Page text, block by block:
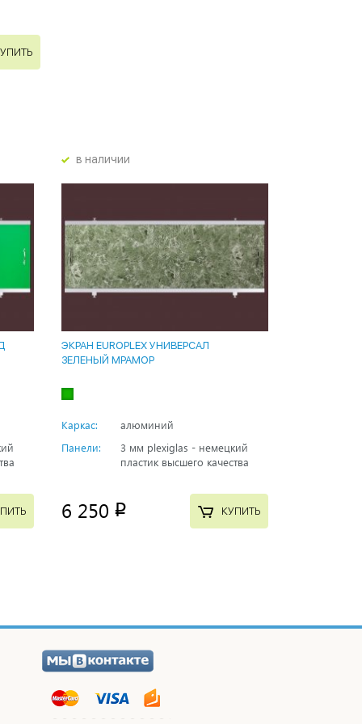
в наличии
ЭКРАН EUROPLEX УНИВЕРСАЛ
ЗЕЛЕНЫЙ МРАМОР
Каркас:
алюминий
Панели:
3 мм plexiglas - немецкий
пластик высшего качества
6 250 p КУПИТЬ